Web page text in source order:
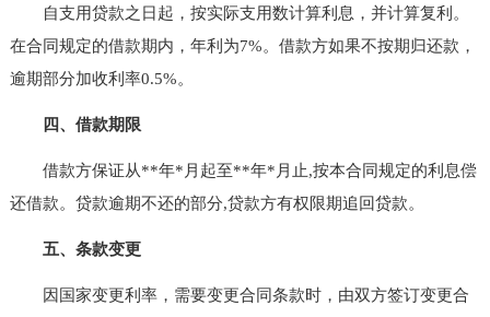
自支用贷款之日起，按实际支用数计算利息，并计算复利。
在合同规定的借款期内，年利为7%。借款方如果不按期归还款，
逾期部分加收利率0.5%。
四、借款期限
借款方保证从**年*月起至**年*月止,按本合同规定的利息偿
还借款。贷款逾期不还的部分,贷款方有权限期追回贷款。
五、条款变更
因国家变更利率，需要变更合同条款时，由双方签订变更合